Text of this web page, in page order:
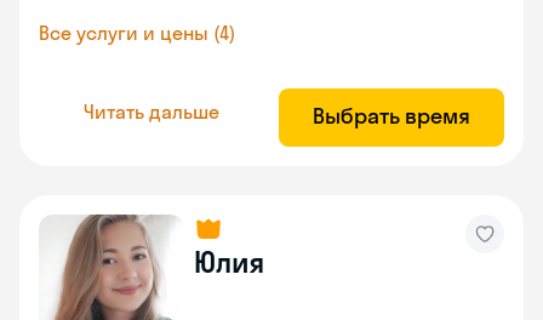
Все услуги и цены (4)
Читать дальше Выбрать время
Юлия